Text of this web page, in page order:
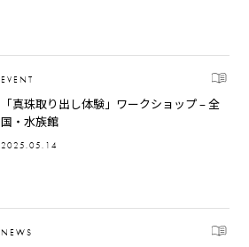
EVENT
「真珠取り出し体験」ワークショップ – 全
国・水族館
2025.05.14
NEWS